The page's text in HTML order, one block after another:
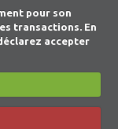
pour son
transactions. En
accepter